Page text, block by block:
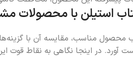
استیلن با محصولات
آورد. در اینجا نگاهی به نقاط